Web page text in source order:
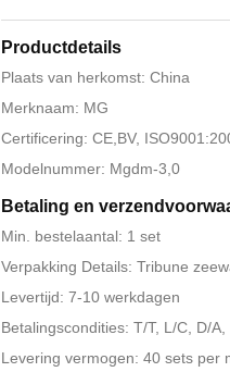
Productdetails
Plaats van herkomst: China
Merknaam: MG
Certificering: CE,BV,
Modelnummer: Mgdm-3,0
Betaling en
Min. bestelaantal: 1 set
Verpakking Details: Tribune
Levertijd: 7-10 werkdagen
Betalingscondities: T/T, L/C, D/
Levering vermogen: 40 sets per